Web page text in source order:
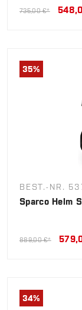
735,00 €*
35%
BEST.-NR.
Sparco Helm
889,00 €*
34%